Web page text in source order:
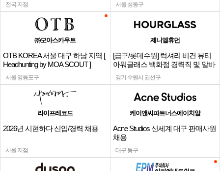
전국 지점 서울 성동구
㈜모아스카우트
OTB KOREA 서울 대구 하남 지역 [
Headhunting by MOA SCOUT ]
서울 영등포구
제니엘휴먼
[급구/롯데수원] 럭셔리 비건 뷰티
아워글래스 백화점 경력직 및 알바
채용
경기 수원시 권선구
라이프레코드
2026년 시현하다 신입/경력 채용
서울 지점
케이앤씨파트너스에이치알
Acne Studios 신세계 대구 판매사원
채용
대구 동구